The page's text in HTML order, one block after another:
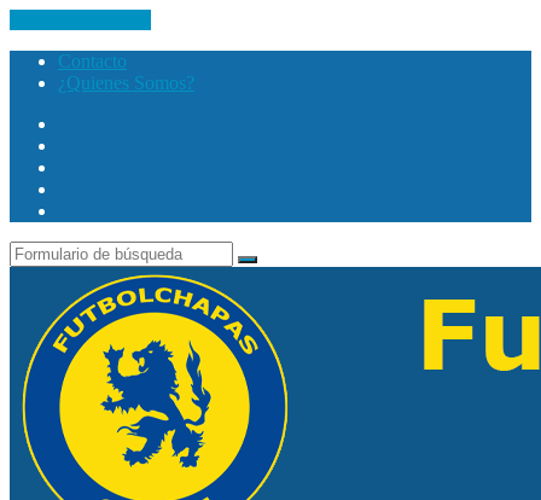
Contacto
¿Quienes Somos?
Buscar